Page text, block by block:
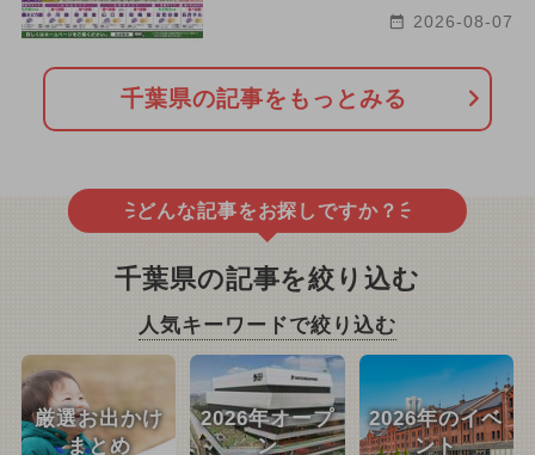
2026-08-07
千葉県の記事をもっとみる
どんな記事をお探しですか？
千葉県の記事を絞り込む
人気キーワードで絞り込む
厳選お出かけ
まとめ
2026年オープ
ン
2026年のイベ
ント